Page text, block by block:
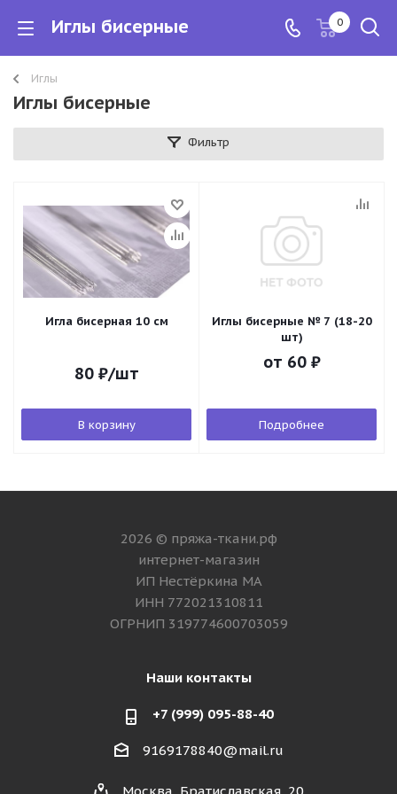
Иглы бисерные 0
Иглы
Иглы бисерные
Фильтр
Игла бисерная 10 см
80₽/шт
В корзину
Иглы бисерные № 7 (18-20
шт)
от 60 ₽
Подробнее
2026 © пряжа-ткани.рф
интернет-магазин
ИП Нестёркина МА
ИНН 772021310811
ОГРНИП 319774600703059
Наши контакты
+7 (999) 095-88-40
9169178840@mail.ru